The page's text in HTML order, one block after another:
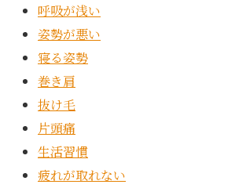
呼吸が浅い
姿勢が悪い
寝る姿勢
巻き肩
抜け毛
片頭痛
生活習慣
疲れが取れない